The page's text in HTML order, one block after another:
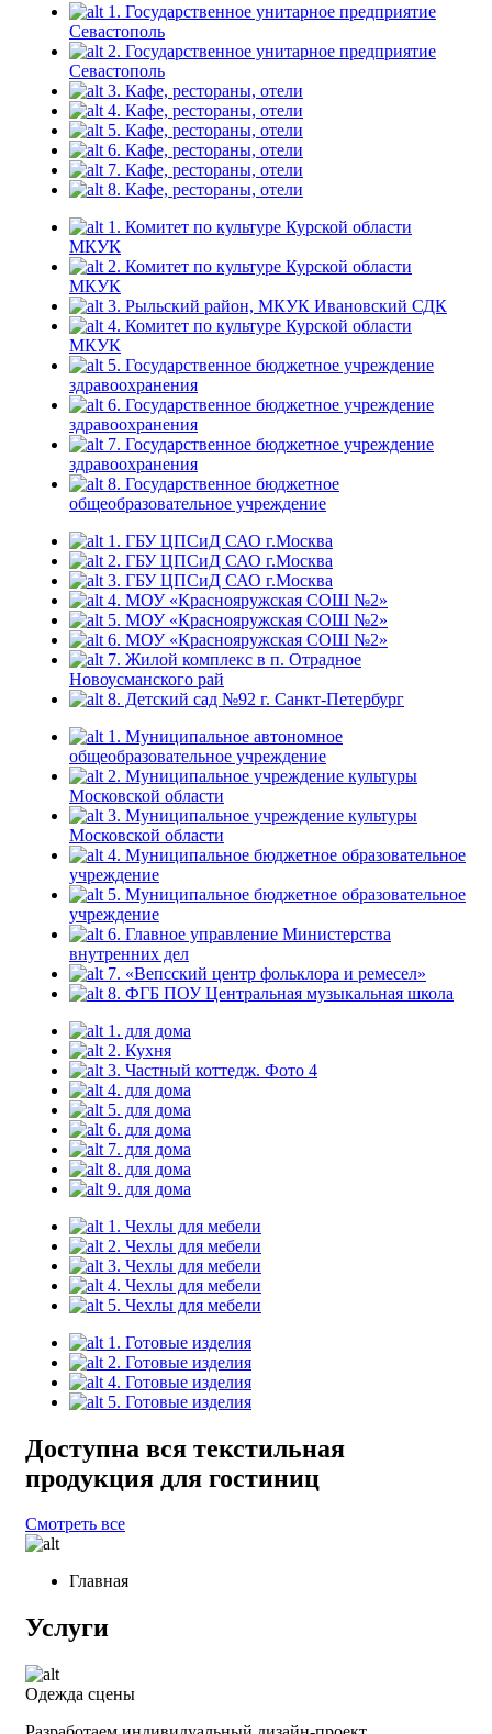
1. Государственное унитарное предприятие
Севастополь
2. Государственное унитарное предприятие
Севастополь
3. Кафе, рестораны, отели
4. Кафе, рестораны, отели
5. Кафе, рестораны, отели
6. Кафе, рестораны, отели
7. Кафе, рестораны, отели
8. Кафе, рестораны, отели
1. Комитет по культуре Курской области
МКУК
2. Комитет по культуре Курской области
МКУК
3. Рыльский район, МКУК Ивановский СДК
4. Комитет по культуре Курской области
МКУК
5. Государственное бюджетное учреждение
здравоохранения
6. Государственное бюджетное учреждение
здравоохранения
7. Государственное бюджетное учреждение
здравоохранения
8. Государственное бюджетное
общеобразовательное учреждение
1. ГБУ ЦПСиД САО г.Москва
2. ГБУ ЦПСиД САО г.Москва
3. ГБУ ЦПСиД САО г.Москва
4. МОУ «Краснояружская СОШ №2»
5. МОУ «Краснояружская СОШ №2»
6. МОУ «Краснояружская СОШ №2»
7. Жилой комплекс в п. Отрадное
Новоусманского рай
8. Детский сад №92 г. Санкт-Петербург
1. Муниципальное автономное
общеобразовательное учреждение
2. Муниципальное учреждение культуры
Московской области
3. Муниципальное учреждение культуры
Московской области
4. Муниципальное бюджетное образовательное
учреждение
5. Муниципальное бюджетное образовательное
учреждение
6. Главное управление Министерства
внутренних дел
7. «Вепсский центр фольклора и ремесел»
8. ФГБ ПОУ Центральная музыкальная школа
1. для дома
2. Кухня
3. Частный коттедж. Фото 4
4. для дома
5. для дома
6. для дома
7. для дома
8. для дома
9. для дома
1. Чехлы для мебели
2. Чехлы для мебели
3. Чехлы для мебели
4. Чехлы для мебели
5. Чехлы для мебели
1. Готовые изделия
2. Готовые изделия
4. Готовые изделия
5. Готовые изделия
Доступна вся текстильная
продукция для гостиниц
Смотреть все
Главная
Услуги
Одежда сцены